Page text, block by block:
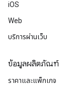
iOS
Web
บริการผ่านเว็บ
ข้อมูลผลิตภัณฑ์
ราคาและแพ็กเกจ